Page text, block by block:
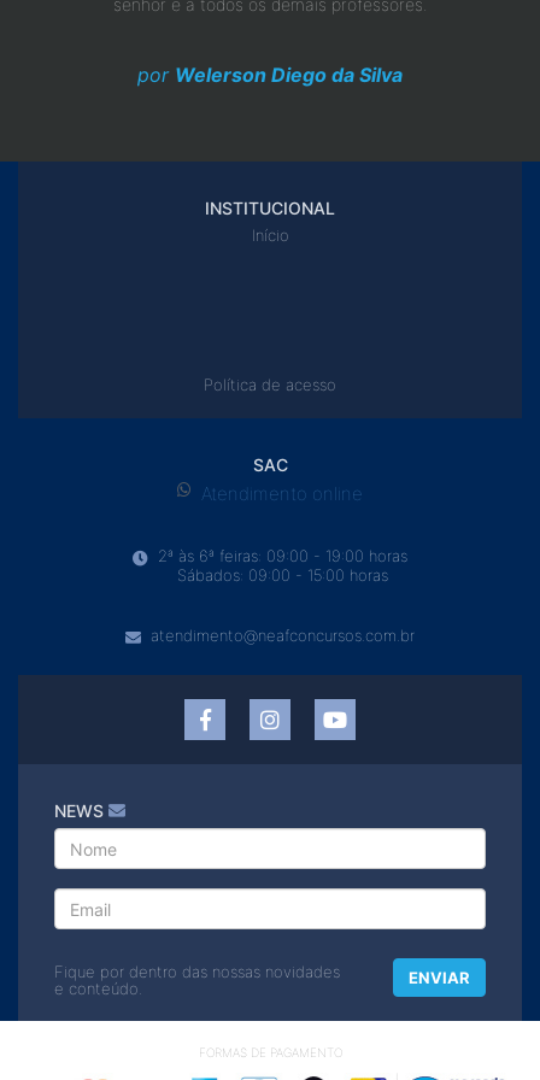
senhor e a todos os demais professores.
por Welerson Diego da Silva
INSTITUCIONAL
Início
Política de acesso
SAC
Atendimento online
2ª às 6ª feiras: 09:00 - 19:00 horas
Sábados: 09:00 - 15:00 horas
atendimento@neafconcursos.com.br
NEWS
Fique por dentro das nossas novidades
e conteúdo.
ENVIAR
FORMAS DE PAGAMENTO